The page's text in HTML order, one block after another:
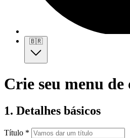
🇧🇷
Crie seu menu de
1. Detalhes básicos
Título *